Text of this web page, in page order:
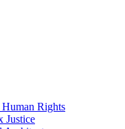
Rights
Justice